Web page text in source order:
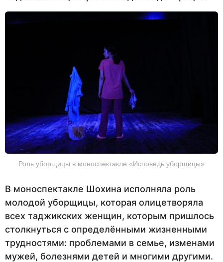
Роль уборщицы в моноспектакле «Исповедь уборщицы»
В моноспектакле Шохина исполняла роль
молодой уборщицы, которая олицетворяла
всех таджикских женщин, которым пришлось
столкнуться с определёнными жизненными
трудностями: проблемами в семье, изменами
мужей, болезнями детей и многими другими.